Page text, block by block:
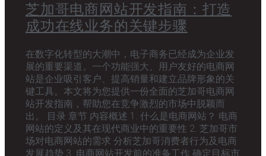
芝加哥电商网站开发指南：打造
成功在线业务的关键步骤
在数字化转型的大潮中，电子商务已经成为企业发
展的重要渠道。一个功能强大、用户友好的电商网
站是企业吸引客户、提高销量和建立品牌形象的关
键工具。本文将为您提供一份全面的芝加哥电商网
站开发指南，帮助您在竞争激烈的市场中脱颖而
出。 目录 章节 内容概述 1. 什么是电商网站？ 电商
网站的定义及其在现代商业中的重要性 2. 芝加哥市
场对电商网站的需求 分析芝加哥消费者行为及电商
发展趋势 3. 电商网站开发前的准备工作 确定目标市